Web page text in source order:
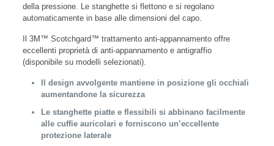
della pressione. Le stanghette si flettono e si regolano
automaticamente in base alle dimensioni del capo.
Il 3M™ Scotchgard™ trattamento anti-appannamento offre
eccellenti proprietà di anti-appannamento e antigraffio
(disponibile su modelli selezionati).
Il design avvolgente mantiene in posizione gli occhiali
aumentandone la sicurezza
Le stanghette piatte e flessibili si abbinano facilmente
alle cuffie auricolari e forniscono un’eccellente
protezione laterale